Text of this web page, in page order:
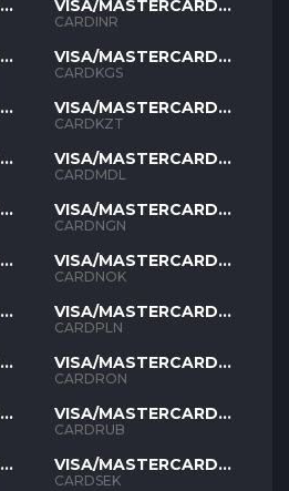
VISA/MASTERCARD
INR
CARDINR
VISA/MASTERCARD
KGS
CARDKGS
VISA/MASTERCARD
KZT
CARDKZT
VISA/MASTERCARD
MDL
CARDMDL
VISA/MASTERCARD
NGN
CARDNGN
VISA/MASTERCARD
NOK
CARDNOK
VISA/MASTERCARD
PLN
CARDPLN
VISA/MASTERCARD
RON
CARDRON
VISA/MASTERCARD
RUB
CARDRUB
VISA/MASTERCARD
SEK
CARDSEK